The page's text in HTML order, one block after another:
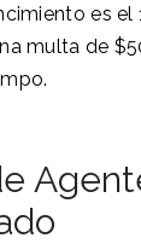
es el
multa de